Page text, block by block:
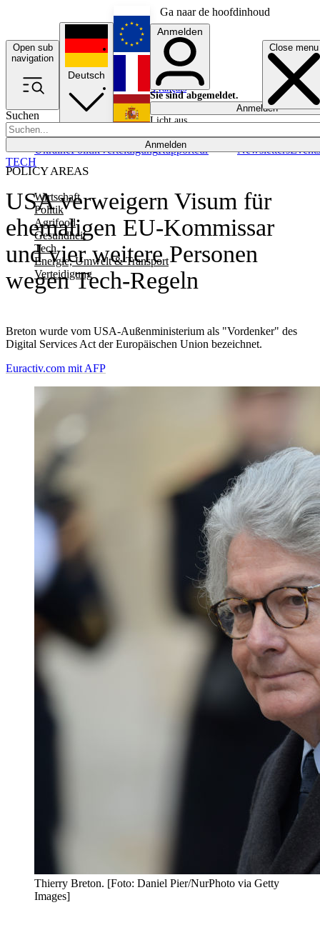
Ga naar de hoofdinhoud
Open sub
navigation
Close menu
Suchen
Anmelden
POLICY AREAS
Wirtschaft
Politik
Agrifood
Gesundheit
Tech
Energie, Umwelt & Transport
Verteidigung
UkrainePolitikVerteidigungRapporteur NewslettersEvents
Deutsch
English
Français
Anmelden
Sie sind abgemeldet.
Anmelden
Licht aus
USA verweigern Visum für
ehemaligen EU-Kommissar
und vier weitere Personen
wegen Tech-Regeln
Breton wurde vom USA-Außenministerium als "Vordenker" des
Digital Services Act der Europäischen Union bezeichnet.
TECH
Euractiv.com mit AFP
Thierry Breton. [Foto: Daniel Pier/NurPhoto via Getty
Images]